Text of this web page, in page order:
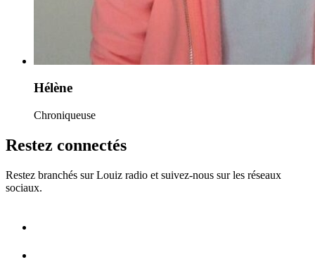
Hélène
Chroniqueuse
Restez connectés
Restez branchés sur Louiz radio et suivez-nous sur les réseaux
sociaux.